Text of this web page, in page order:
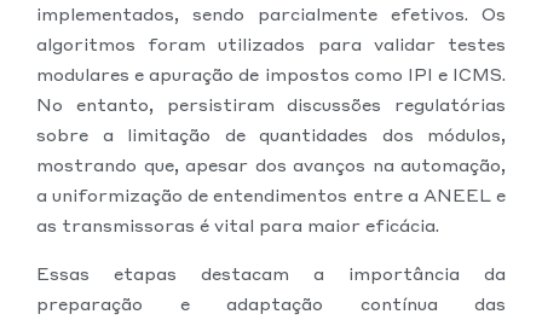
implementados, sendo parcialmente efetivos. Os
algoritmos foram utilizados para validar testes
modulares e apuração de impostos como IPI e ICMS.
No entanto, persistiram discussões regulatórias
sobre a limitação de quantidades dos módulos,
mostrando que, apesar dos avanços na automação,
a uniformização de entendimentos entre a ANEEL e
as transmissoras é vital para maior eficácia.
Essas etapas destacam a importância da
preparação e adaptação contínua das